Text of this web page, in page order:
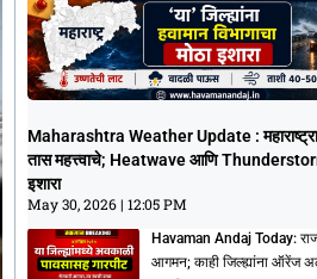
Maharashtra Weather Update :
तास महत्त्वाचे; Heatwave आणि
इशारा
May 30, 2026 12:05 PM
महाराष्ट्रात पुढील 24 तास
आणि Thunderstorm चा दुहेरी
Havaman Andaj Today:
आगमन; काही जिल्ह्यांना ऑरेंज